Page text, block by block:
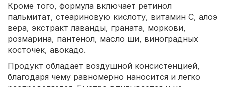
Кроме того, формула включает ретинол
пальмитат, стеариновую кислоту, витамин С, алоэ
вера, экстракт лаванды, граната, моркови,
розмарина, пантенол, масло ши, виноградных
косточек, авокадо.
Продукт обладает воздушной консистенцией,
благодаря чему равномерно наносится и легко